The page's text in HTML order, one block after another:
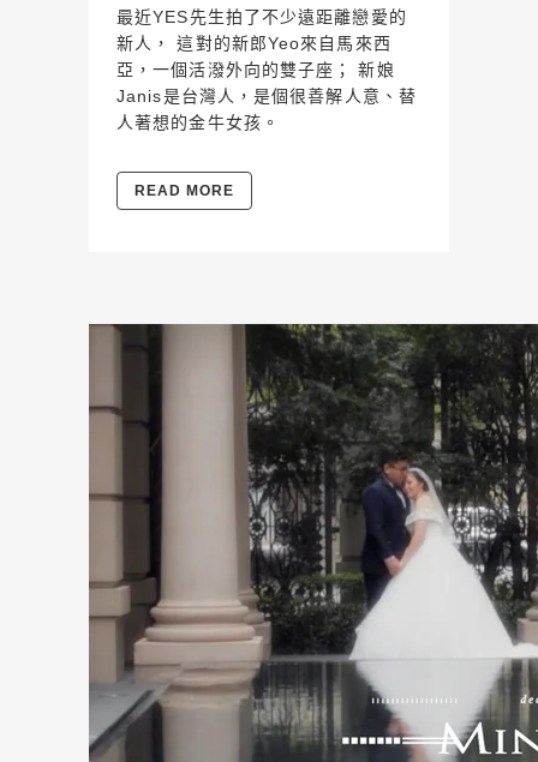
最近YES先生拍了不少遠距離戀愛的
新人， 這對的新郎Yeo來自馬來西
亞，一個活潑外向的雙子座； 新娘
Janis是台灣人，是個很善解人意、替
人著想的金牛女孩。
READ MORE